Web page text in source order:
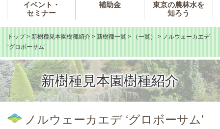
イベント・
セミナー
補助金
東京の農林水を
知ろう
トップ > 新樹種見本園樹種紹介 > 新樹種一覧 > （一覧） > ノルウェーカエデ
‘グロボーサム’
新樹種見本園樹種紹介
文
ノルウェーカエデ ‘グロボーサム’